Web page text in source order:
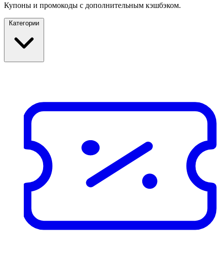
Купоны и промокоды с дополнительным кэшбэком.
Категории